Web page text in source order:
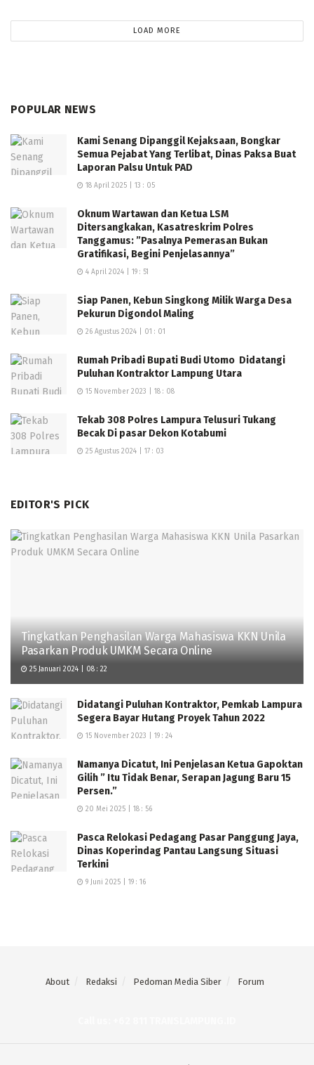
LOAD MORE
POPULAR NEWS
Kami Senang Dipanggil Kejaksaan, Bongkar
Semua Pejabat Yang Terlibat, Dinas Paksa Buat
Laporan Palsu Untuk PAD
18 April 2025 | 13 : 05
Oknum Wartawan dan Ketua LSM
Ditersangkakan, Kasatreskrim Polres
Tanggamus: ”Pasalnya Pemerasan Bukan
Gratifikasi, Begini Penjelasannya”
4 April 2024 | 19 : 51
Siap Panen, Kebun Singkong Milik Warga Desa
Pekurun Digondol Maling
26 Agustus 2024 | 01 : 01
Rumah Pribadi Bupati Budi Utomo Didatangi
Puluhan Kontraktor Lampung Utara
15 November 2023 | 18 : 08
Tekab 308 Polres Lampura Telusuri Tukang
Becak Di pasar Dekon Kotabumi
25 Agustus 2024 | 17 : 03
EDITOR'S PICK
Tingkatkan Penghasilan Warga Mahasiswa KKN Unila
Pasarkan Produk UMKM Secara Online
25 Januari 2024 | 08 : 22
Didatangi Puluhan Kontraktor, Pemkab Lampura
Segera Bayar Hutang Proyek Tahun 2022
15 November 2023 | 19 : 24
Namanya Dicatut, Ini Penjelasan Ketua Gapoktan
Gilih ” Itu Tidak Benar, Serapan Jagung Baru 15
Persen.”
20 Mei 2025 | 18 : 56
Pasca Relokasi Pedagang Pasar Panggung Jaya,
Dinas Koperindag Pantau Langsung Situasi
Terkini
9 Juni 2025 | 19 : 16
About Redaksi Pedoman Media Siber Forum